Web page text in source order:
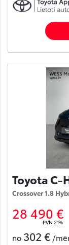
Toyota C-
Crossover 1.8
28 490 €
PVN 21%
no 302 € /